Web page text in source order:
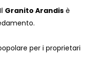
Granito Arandis è
per i proprietari